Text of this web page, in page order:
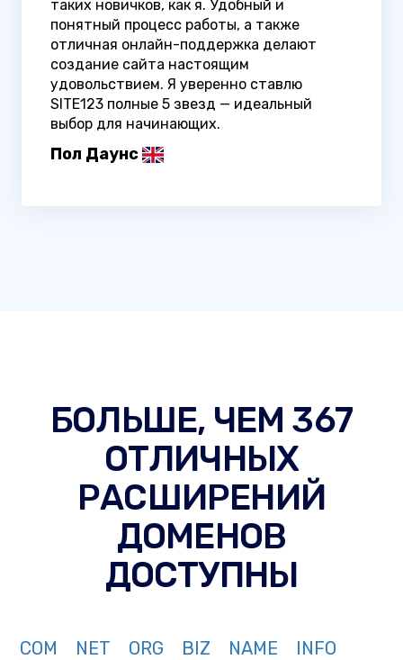
таких новичков, как я. Удобный и
понятный процесс работы, а также
отличная онлайн-поддержка делают
создание сайта настоящим
удовольствием. Я уверенно ставлю
SITE123 полные 5 звезд — идеальный
выбор для начинающих.
Пол Даунс
БОЛЬШЕ, ЧЕМ 367
ОТЛИЧНЫХ
РАСШИРЕНИЙ
ДОМЕНОВ
ДОСТУПНЫ
COM NET ORG BIZ NAME
INFO